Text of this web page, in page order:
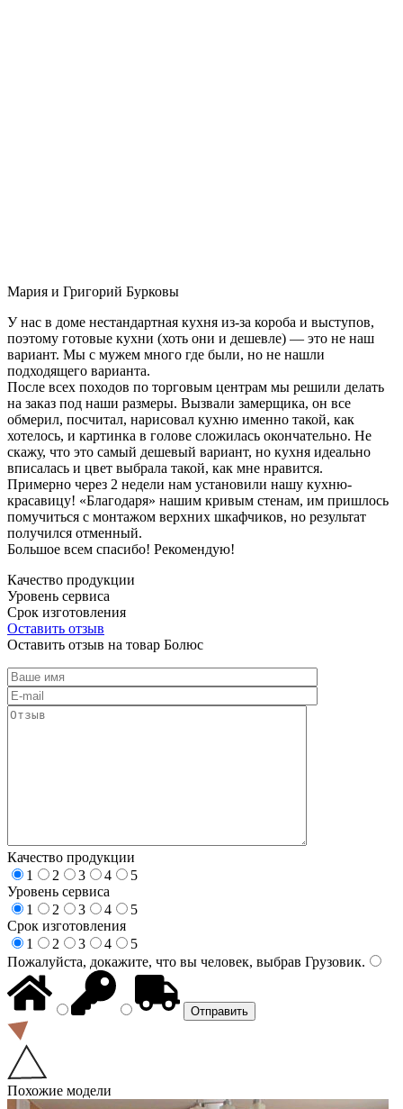
Мария и Григорий Бурковы
У нас в доме нестандартная кухня из-за короба и выступов,
поэтому готовые кухни (хоть они и дешевле) — это не наш
вариант. Мы с мужем много где были, но не нашли
подходящего варианта.
После всех походов по торговым центрам мы решили делать
на заказ под наши размеры. Вызвали замерщика, он все
обмерил, посчитал, нарисовал кухню именно такой, как
хотелось, и картинка в голове сложилась окончательно. Не
скажу, что это самый дешевый вариант, но кухня идеально
вписалась и цвет выбрала такой, как мне нравится.
Примерно через 2 недели нам установили нашу кухню-
красавицу! «Благодаря» нашим кривым стенам, им пришлось
помучиться с монтажом верхних шкафчиков, но результат
получился отменный.
Большое всем спасибо! Рекомендую!
Качество продукции
Уровень сервиса
Срок изготовления
Оставить отзыв
Оставить отзыв на товар Болюс
Качество продукции
1
2 3 4
5
Уровень сервиса
1
2 3 4
5
Срок изготовления
1
2 3 4
5
Пожалуйста, докажите, что вы человек, выбрав Грузовик.
Похожие модели